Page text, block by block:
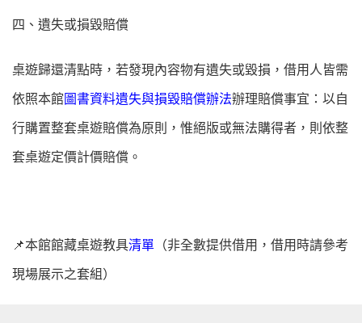
四、遺失或損毀賠償
桌遊歸還清點時，若發現內容物有遺失或毀損，借用人皆需
依照本館 圖書資料遺失與損毀賠償辦法辦理賠償事宜：以自
行購置整套桌遊賠償為原則，惟絕版或無法購得者，則依整
套桌遊定價計價賠償。
📌本館館藏桌遊教具清單 （非全數提供借用，借用時請參考
現場展示之套組）